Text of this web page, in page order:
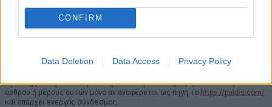
CONFIRM
Data Deletion Data Access Privacy Policy
Προσοχή!Επιτρέπεται η αναδημοσίευση των πληροφοριών του παραπάνω
άρθρου ή μέρους αυτών μόνο αν αναφέρεται ως πηγή το https://paidis.com/
και υπάρχει ενεργός σύνδεσμος.